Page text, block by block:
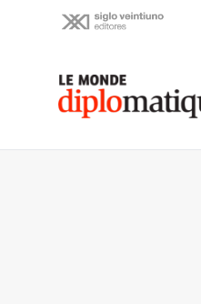
Le monde diplomatique